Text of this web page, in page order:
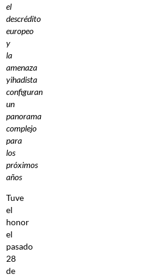
el
descrédito
europeo
y
la
amenaza
yihadista
configuran
un
panorama
complejo
para
los
próximos
años
Tuve
el
honor
el
pasado
28
de